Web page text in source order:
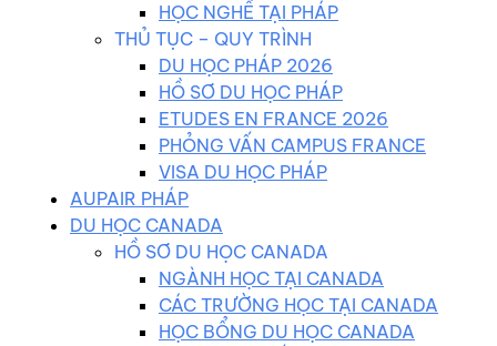
HỌC NGHỀ TẠI PHÁP
THỦ TỤC – QUY TRÌNH
DU HỌC PHÁP 2026
HỒ SƠ DU HỌC PHÁP
ETUDES EN FRANCE 2026
PHỎNG VẤN CAMPUS FRANCE
VISA DU HỌC PHÁP
AUPAIR PHÁP
DU HỌC CANADA
HỒ SƠ DU HỌC CANADA
NGÀNH HỌC TẠI CANADA
CÁC TRƯỜNG HỌC TẠI CANADA
HỌC BỔNG DU HỌC CANADA